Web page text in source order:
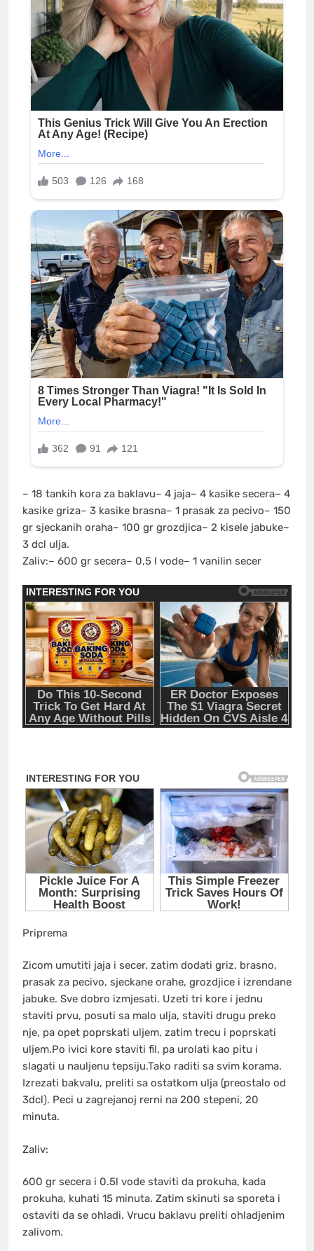
– 18 tankih kora za baklavu– 4 jaja– 4 kasike secera– 4
kasike griza– 3 kasike brasna– 1 prasak za pecivo– 150
gr sjeckanih oraha– 100 gr grozdjica– 2 kisele jabuke–
3 dcl ulja.
Zaliv:– 600 gr secera– 0,5 l vode– 1 vanilin secer
Priprema
Zicom umutiti jaja i secer, zatim dodati griz, brasno,
prasak za pecivo, sjeckane orahe, grozdjice i izrendane
jabuke. Sve dobro izmjesati. Uzeti tri kore i jednu
staviti prvu, posuti sa malo ulja, staviti drugu preko
nje, pa opet poprskati uljem, zatim trecu i poprskati
uljem.Po ivici kore staviti fil, pa urolati kao pitu i
slagati u nauljenu tepsiju.Tako raditi sa svim korama.
Izrezati bakvalu, preliti sa ostatkom ulja (preostalo od
3dcl). Peci u zagrejanoj rerni na 200 stepeni, 20
minuta.
Zaliv:
600 gr secera i 0.5l vode staviti da prokuha, kada
prokuha, kuhati 15 minuta. Zatim skinuti sa sporeta i
ostaviti da se ohladi. Vrucu baklavu preliti ohladjenim
zalivom.